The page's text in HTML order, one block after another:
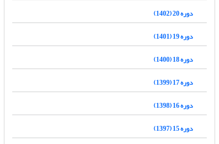
دوره 20 (1402)
دوره 19 (1401)
دوره 18 (1400)
دوره 17 (1399)
دوره 16 (1398)
دوره 15 (1397)